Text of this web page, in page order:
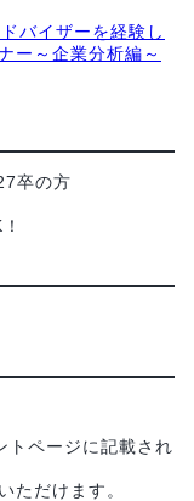
バイザーを経験し
ー～企業分析編～
卒の方
トページに記載され
ただけます。